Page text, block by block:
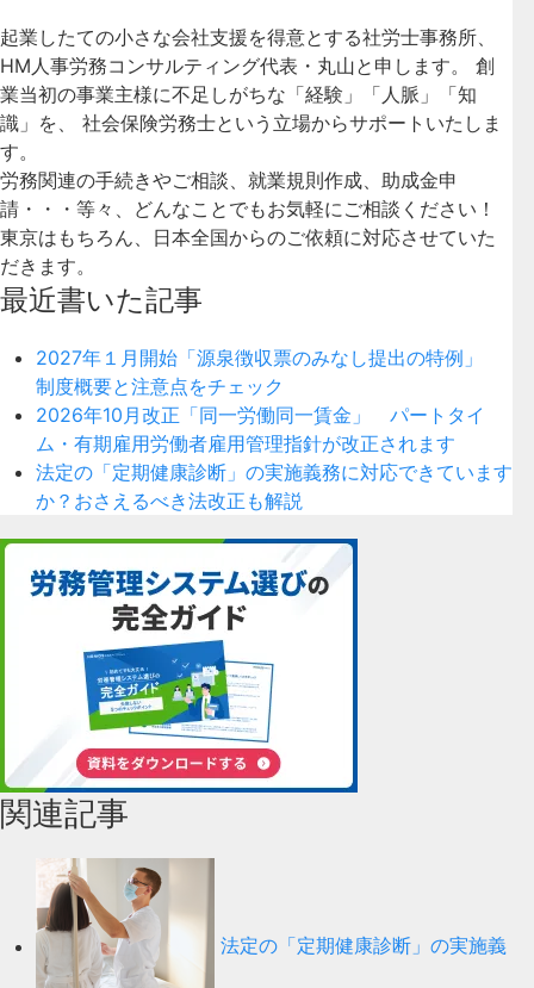
起業したての小さな会社支援を得意とする社労士事務所、
HM人事労務コンサルティング代表・丸山と申します。 創
業当初の事業主様に不足しがちな「経験」「人脈」「知
識」を、 社会保険労務士という立場からサポートいたしま
す。
労務関連の手続きやご相談、就業規則作成、助成金申
請・・・等々、どんなことでもお気軽にご相談ください！
東京はもちろん、日本全国からのご依頼に対応させていた
だきます。
最近書いた記事
2027年１月開始「源泉徴収票のみなし提出の特例」
制度概要と注意点をチェック
2026年10月改正「同一労働同一賃金」 パートタイ
ム・有期雇用労働者雇用管理指針が改正されます
法定の「定期健康診断」の実施義務に対応できています
か？おさえるべき法改正も解説
関連記事
法定の「定期健康診断」の実施義